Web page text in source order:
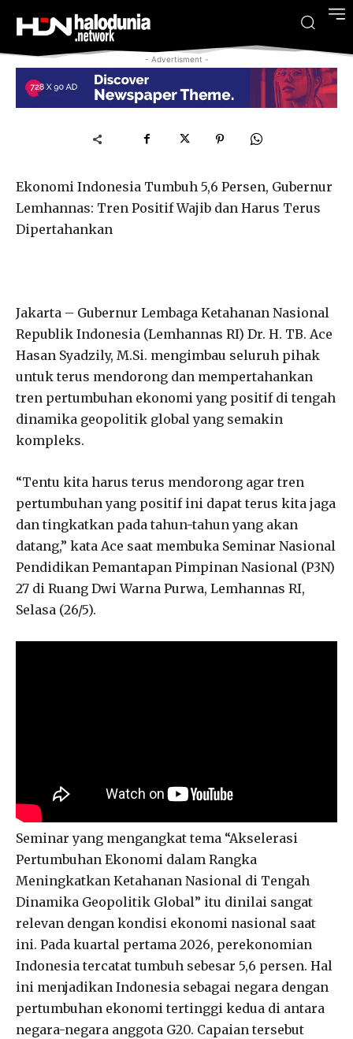
- Advertisment -
Ekonomi Indonesia Tumbuh 5,6 Persen, Gubernur
Lemhannas: Tren Positif Wajib dan Harus Terus
Dipertahankan
Jakarta – Gubernur Lembaga Ketahanan Nasional
Republik Indonesia (Lemhannas RI) Dr. H. TB. Ace
Hasan Syadzily, M.Si. mengimbau seluruh pihak
untuk terus mendorong dan mempertahankan
tren pertumbuhan ekonomi yang positif di tengah
dinamika geopolitik global yang semakin
kompleks.
“Tentu kita harus terus mendorong agar tren
pertumbuhan yang positif ini dapat terus kita jaga
dan tingkatkan pada tahun-tahun yang akan
datang,” kata Ace saat membuka Seminar Nasional
Pendidikan Pemantapan Pimpinan Nasional (P3N)
27 di Ruang Dwi Warna Purwa, Lemhannas RI,
Selasa (26/5).
Seminar yang mengangkat tema “Akselerasi
Pertumbuhan Ekonomi dalam Rangka
Meningkatkan Ketahanan Nasional di Tengah
Dinamika Geopolitik Global” itu dinilai sangat
relevan dengan kondisi ekonomi nasional saat
ini. Pada kuartal pertama 2026, perekonomian
Indonesia tercatat tumbuh sebesar 5,6 persen. Hal
ini menjadikan Indonesia sebagai negara dengan
pertumbuhan ekonomi tertinggi kedua di antara
negara-negara anggota G20. Capaian tersebut